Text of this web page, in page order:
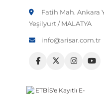
Fatih Mah. Ankara
Yeşilyurt / MALATYA
info@arisar.com.tr